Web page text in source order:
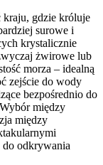
kraju, gdzie króluje
surowe i
krystalicznie
żwirowe lub
morza – idealną
zejście do wody
bezpośrednio do
między
między
do odkrywania